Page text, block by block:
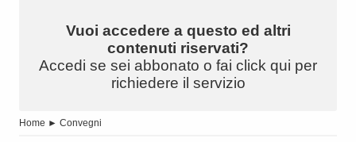
Vuoi accedere a questo ed altri
contenuti riservati?
Accedi se sei abbonato o fai click qui per
richiedere il servizio
Home ► Convegni